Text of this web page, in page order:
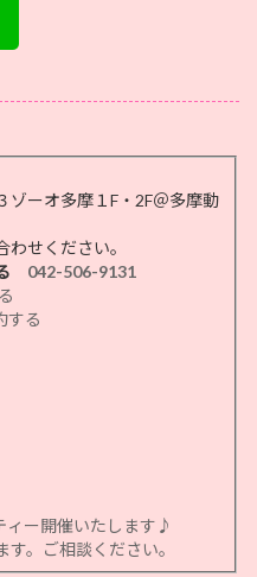
ゾーオ多摩１F・2F＠多摩動
せください。
042-506-9131
する
ィー開催いたします♪
す。ご相談ください。